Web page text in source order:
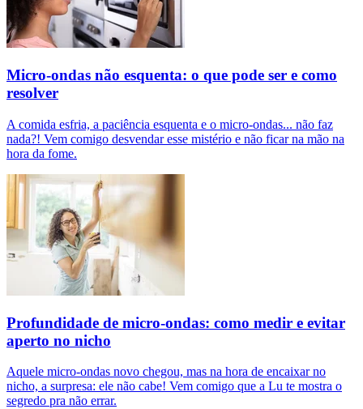
Micro-ondas não esquenta: o que pode ser e como
resolver
A comida esfria, a paciência esquenta e o micro-ondas... não faz
nada?! Vem comigo desvendar esse mistério e não ficar na mão na
hora da fome.
Profundidade de micro-ondas: como medir e evitar
aperto no nicho
Aquele micro-ondas novo chegou, mas na hora de encaixar no
nicho, a surpresa: ele não cabe! Vem comigo que a Lu te mostra o
segredo pra não errar.